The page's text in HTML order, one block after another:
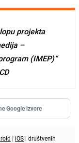
projekta
–
(IMEP)“
Google izvore
| iOS i društvenih